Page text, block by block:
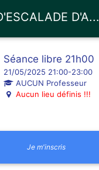
D'A...
Séance libre 21h00
21/05/2025 21:00-23:00
AUCUN Professeur
Aucun lieu définis !!!